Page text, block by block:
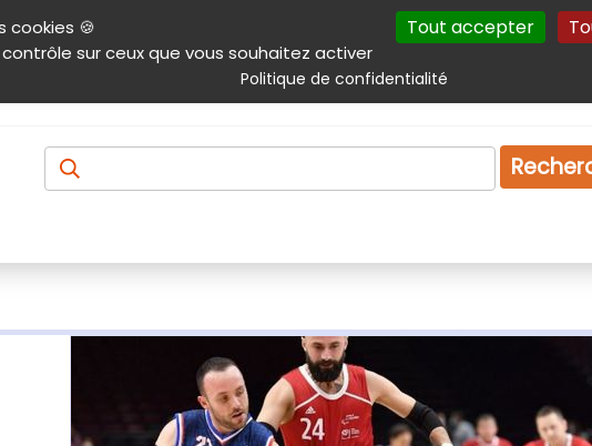
cookies 🍪
sur ceux que vous souhaitez activer
Tout accepter
Politique de confidentialité
Menu principal Autres services Plan du site
Produits & services Emploi Droit